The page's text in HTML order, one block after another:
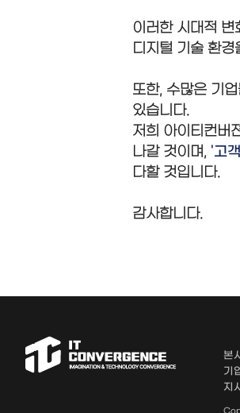
이러한 시대적
디지털 기술 환
또한, 수많은 기
있습니다.
저희 아이티컨버
나갈 것이며, '고
다할 것입니다.
감사합니다.
본
기
지